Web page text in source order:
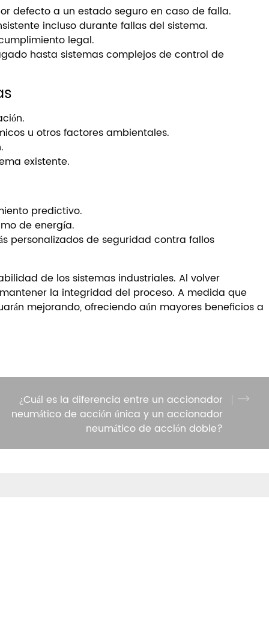
defecto a un estado seguro en caso de falla.
incluso durante fallas del sistema.
legal.
hasta sistemas complejos de control de
u otros factores ambientales.
existente.
predictivo.
de energía.
personalizados de seguridad contra fallos
de los sistemas industriales. Al volver
la integridad del proceso. A medida que
mejorando, ofreciendo aún mayores beneficios a
¿Cuál es la diferencia entre un accionador
neumático de acción única y un accionador
neumático de acción doble?